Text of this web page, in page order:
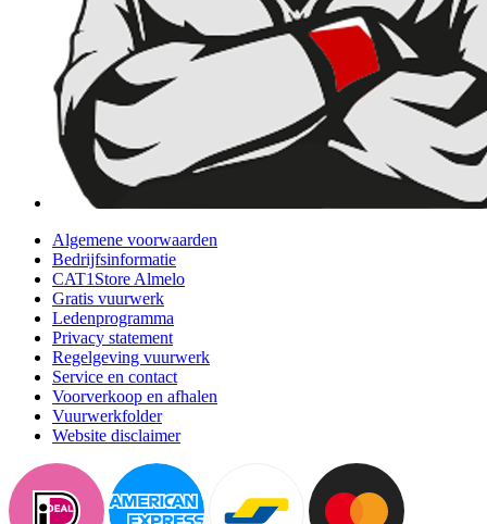
Algemene voorwaarden
Bedrijfsinformatie
CAT1Store Almelo
Gratis vuurwerk
Ledenprogramma
Privacy statement
Regelgeving vuurwerk
Service en contact
Voorverkoop en afhalen
Vuurwerkfolder
Website disclaimer